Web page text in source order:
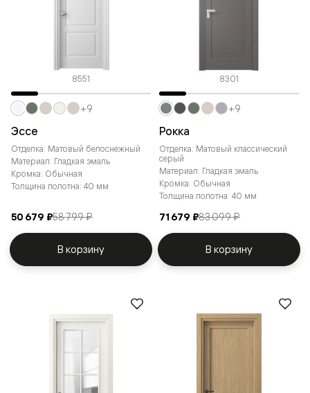
8551
Эссе
Отделка: Матовый белоснежный
Материал: Гладкая эмаль
Кромка: Обычная
Толщина полотна: 40 мм
50 679 ₽58 799 ₽
+9
В корзину
8301
Рокка
Отделка: Матовый классический
серый
Материал: Гладкая эмаль
Кромка: Обычная
Толщина полотна: 40 мм
71 679 ₽83 099 ₽
+9
В корзину